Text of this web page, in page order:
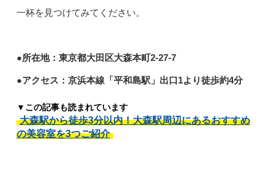
一杯を見つけてみてください。
●所在地：東京都大田区大森本町2-27-7
●アクセス：京浜本線「平和島駅」出口1より徒歩約4分
▼この記事も読まれています
大森駅から徒歩3分以内！大森駅周辺にあるおすすめ
の美容室を3つご紹介